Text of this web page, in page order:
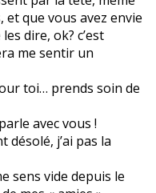
et que vous avez envie
dire, ok? c’est
me sentir un
toi… prends soin de
avec vous !
désolé, j’ai pas la
sens vide depuis le